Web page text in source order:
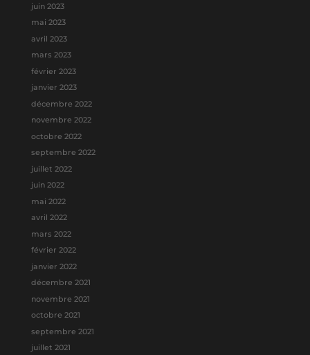
juin 2023
mai 2023
avril 2023
mars 2023
février 2023
janvier 2023
décembre 2022
novembre 2022
octobre 2022
septembre 2022
juillet 2022
juin 2022
mai 2022
avril 2022
mars 2022
février 2022
janvier 2022
décembre 2021
novembre 2021
octobre 2021
septembre 2021
juillet 2021